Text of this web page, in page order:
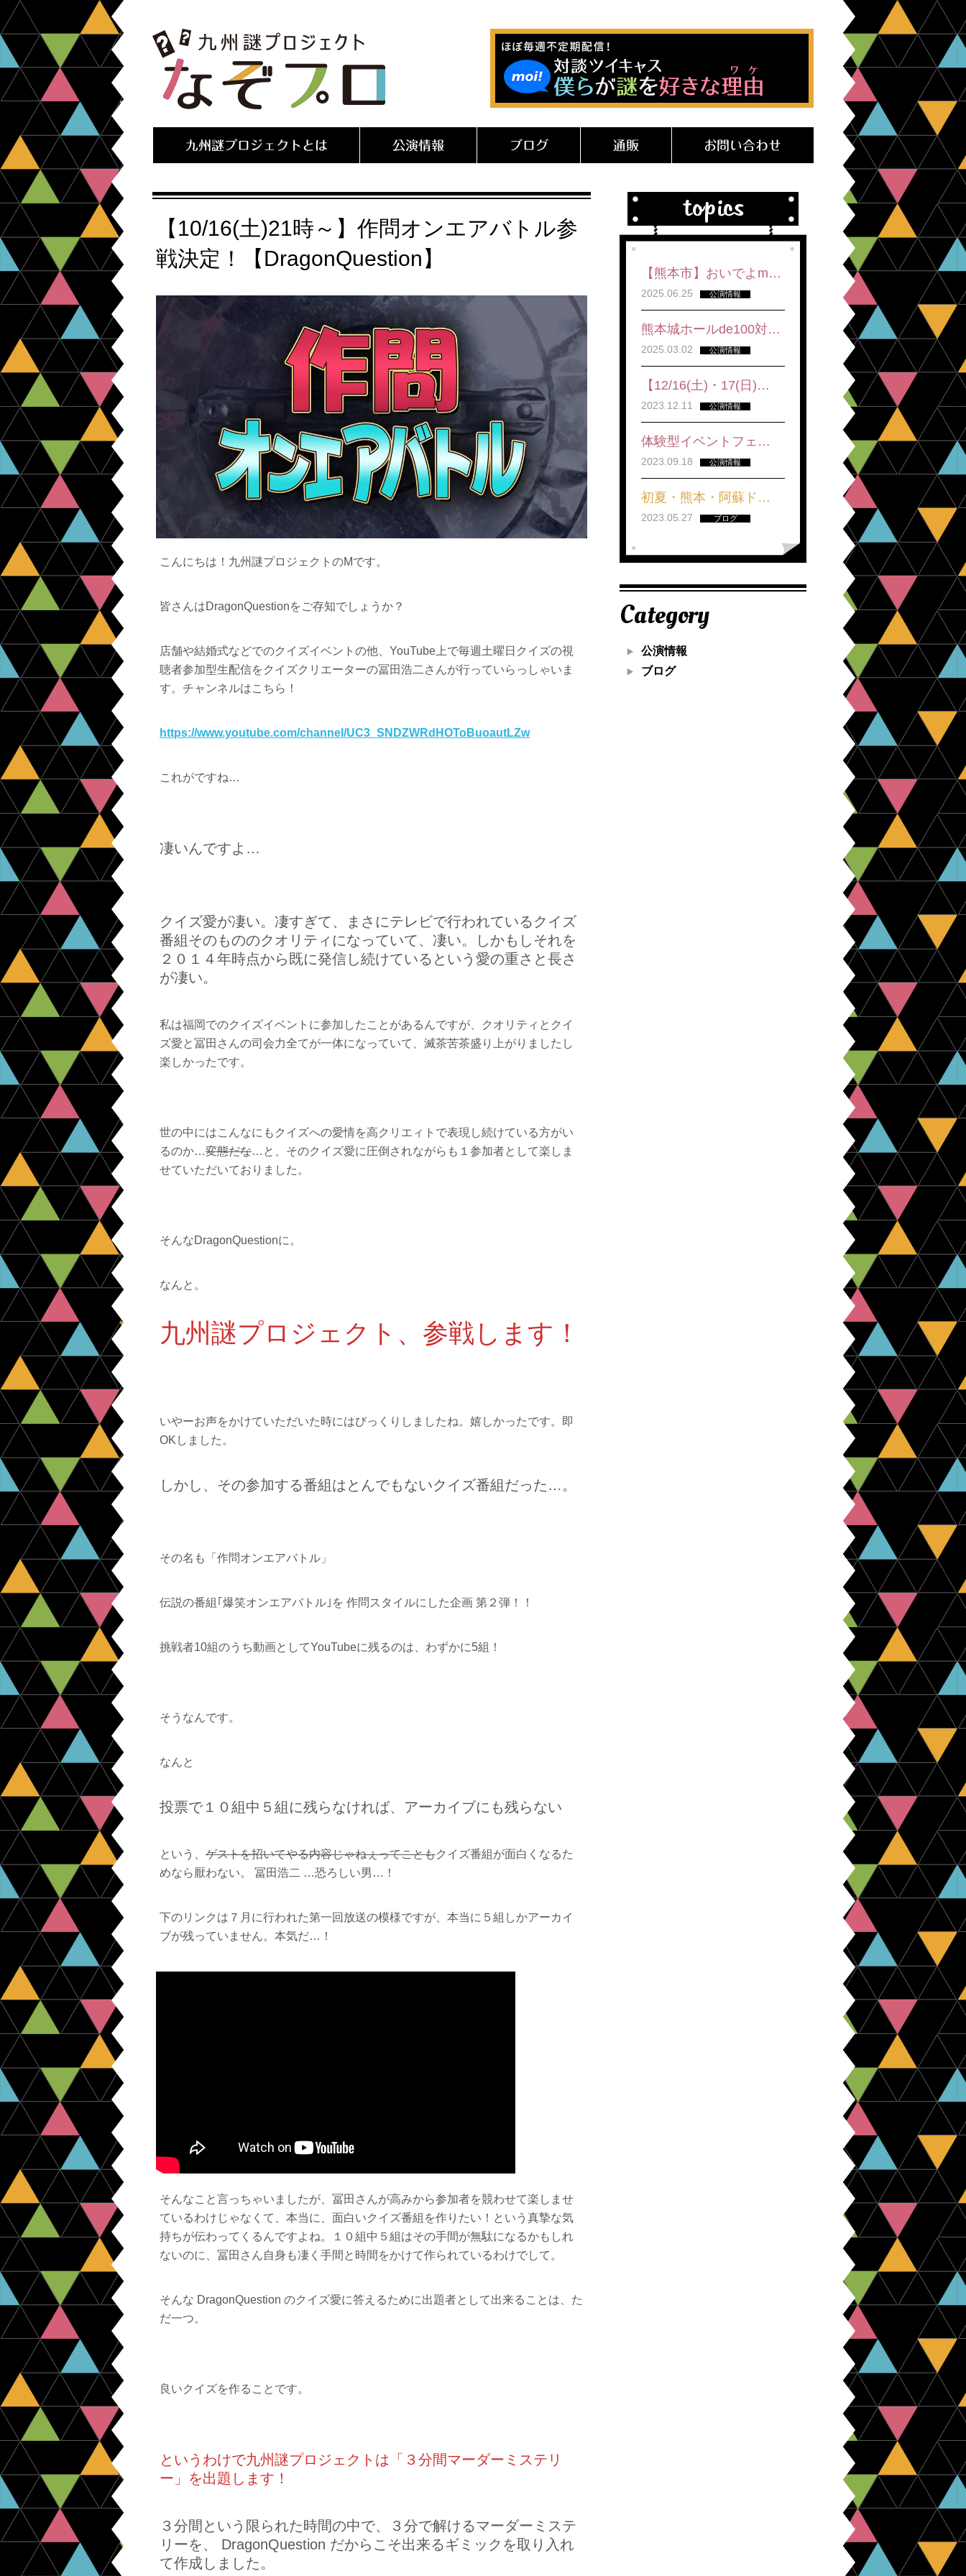
九州謎プロジェクトとは 公演情報 ブログ 通販 お問い合わせ
【10/16(土)21時～】作問オンエアバトル参
戦決定！【DragonQuestion】
こんにちは！九州謎プロジェクトのMです。
皆さんはDragonQuestionをご存知でしょうか？
店舗や結婚式などでのクイズイベントの他、YouTube上で毎週土曜日クイズの視
聴者参加型生配信をクイズクリエーターの冨田浩二さんが行っていらっしゃいま
す。チャンネルはこちら！
https://www.youtube.com/channel/UC3_SNDZWRdHOToBuoautLZw
これがですね…
凄いんですよ…
クイズ愛が凄い。凄すぎて、まさにテレビで行われているクイズ
番組そのもののクオリティになっていて、凄い。しかもしそれを
２０１４年時点から既に発信し続けているという愛の重さと長さ
が凄い。
私は福岡でのクイズイベントに参加したことがあるんですが、クオリティとクイ
ズ愛と冨田さんの司会力全てが一体になっていて、滅茶苦茶盛り上がりましたし
楽しかったです。
世の中にはこんなにもクイズへの愛情を高クリエィトで表現し続けている方がい
るのか…変態だな…と、そのクイズ愛に圧倒されながらも１参加者として楽しま
せていただいておりました。
そんなDragonQuestionに。
なんと。
九州謎プロジェクト、参戦します！
いやーお声をかけていただいた時にはびっくりしましたね。嬉しかったです。即
OKしました。
しかし、その参加する番組はとんでもないクイズ番組だった…。
その名も 「作問オンエアバトル」
伝説の番組｢爆笑オンエアバトル｣を 作問スタイルにした企画 第２弾！！
挑戦者10組のうち動画としてYouTubeに残るのは、わずかに5組！
そうなんです。
なんと
投票で１０組中５組に残らなければ、アーカイブにも残らない
という、 ゲストを招いてやる内容じゃねぇってこともクイズ番組が面白くなるた
めなら厭わない。 冨田浩二 …恐ろしい男…！
下のリンクは７月に行われた第一回放送の模様ですが、本当に５組しかアーカイ
ブが残っていません。本気だ…！
そんなこと言っちゃいましたが、冨田さんが高みから参加者を競わせて楽しませ
ているわけじゃなくて、本当に、面白いクイズ番組を作りたい！という真摯な気
持ちが伝わってくるんですよね。１０組中５組はその手間が無駄になるかもしれ
ないのに、冨田さん自身も凄く手間と時間をかけて作られているわけでして。
そんな DragonQuestion のクイズ愛に答えるために出題者として出来ることは、た
だ一つ。
良いクイズを作ることです。
というわけで九州謎プロジェクトは「３分間マーダーミステリ
ー」を出題します！
３分間という限られた時間の中で、３分で解けるマーダーミステ
リーを、 DragonQuestion だからこそ出来るギミックを取り入れ
て作成しました。
【熊本市】おいでよm…
2025.06.25 公演情報
熊本城ホールde100対…
2025.03.02 公演情報
【12/16(土)・17(日)…
2023.12.11 公演情報
体験型イベントフェ…
2023.09.18 公演情報
初夏・熊本・阿蘇ド…
2023.05.27 ブログ
Category
公演情報
ブログ